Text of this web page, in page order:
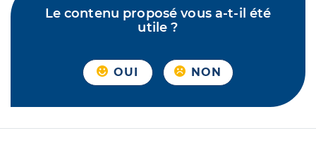
Le contenu proposé vous a-t-il été
utile ?
OUI NON